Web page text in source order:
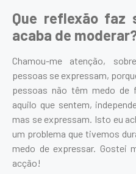
Que reflexão faz
acaba de
Chamou-me atenção,
pessoas se expressam,
pessoas não têm medo de
aquilo que sentem,
mas se expressam. Isto eu
um problema que tivemos
medo de expressar. Gostei
acção!